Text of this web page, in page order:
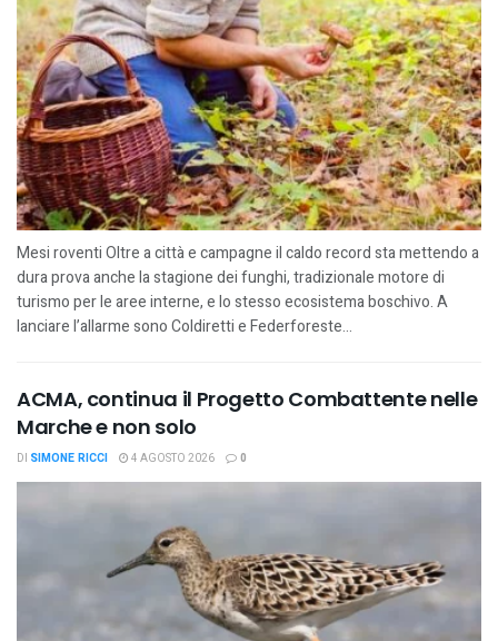
Mesi roventi Oltre a città e campagne il caldo record sta mettendo a
dura prova anche la stagione dei funghi, tradizionale motore di
turismo per le aree interne, e lo stesso ecosistema boschivo. A
lanciare l’allarme sono Coldiretti e Federforeste...
ACMA, continua il Progetto Combattente nelle
Marche e non solo
DI SIMONE RICCI 4 AGOSTO 2026 0